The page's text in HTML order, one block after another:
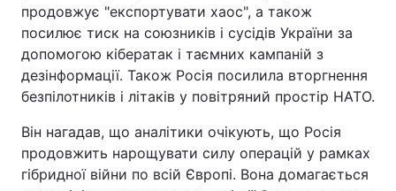
продовжує "експортувати хаос", а також
посилює тиск на союзників і сусідів України за
допомогою кібератак і таємних кампаній з
дезінформації. Також Росія посилила вторгнення
безпілотників і літаків у повітряний простір НАТО.
Він нагадав, що аналітики очікують, що Росія
продовжить нарощувати силу операцій у рамках
гібридної війни по всій Європі. Вона домагається